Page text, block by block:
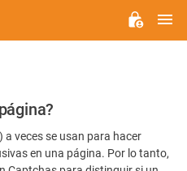
veces se usan para hacer
en una página. Por lo tanto,